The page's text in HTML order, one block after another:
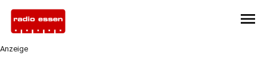
menu
Anzeige